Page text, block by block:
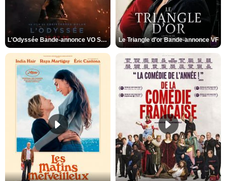
L'Odyssée Bande-annonce VO STFR Le Triangle d'or Bande-annonce VF